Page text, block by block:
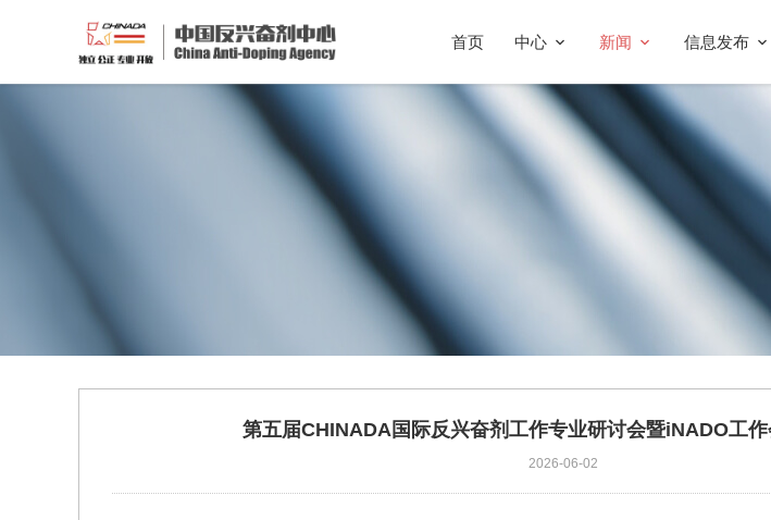
首页 中心 新闻 信息发布
第五届CHINADA国际反兴奋剂工作专业研讨会暨iNADO工
2026-06-02